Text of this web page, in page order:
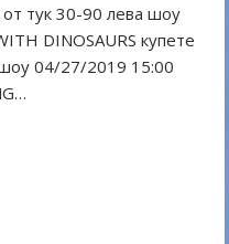
от тук 30-90 лева шоу
DINOSAURS купете
04/27/2019 15:00